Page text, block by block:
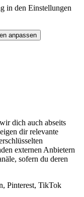
in den Einstellungen
anpassen
dich auch abseits
dir relevante
externen Anbietern
sofern du deren
Pinterest, TikTok